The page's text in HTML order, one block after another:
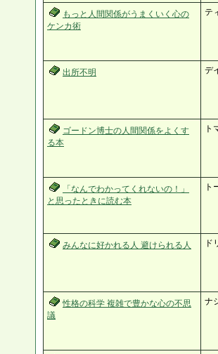
もっと人間関係がうまくいく心の
ケンカ術
テ
出所不明 デ
ゴードン博士の人間関係をよくす
る本
ト
「なんでわかってくれないの！」
と思ったときに読む本
ト
みんなに好かれる人 避けられる人 ド
性格の科学 複雑で豊かな心の不思
議
ナ